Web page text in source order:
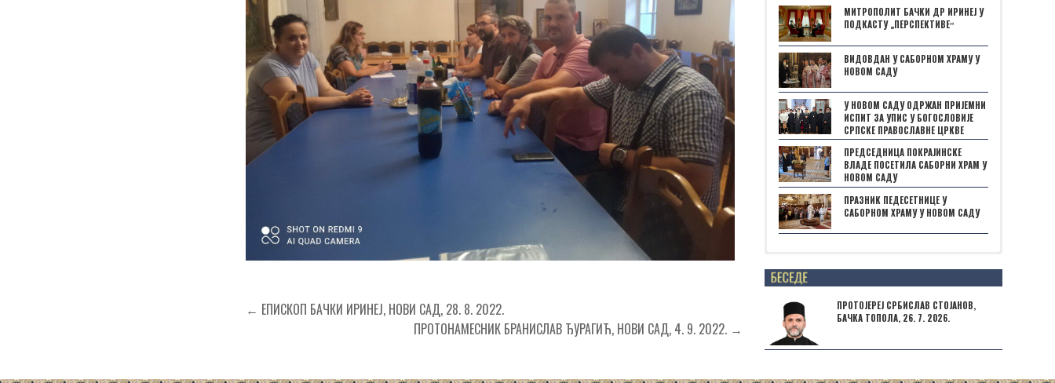
Кретање
← ЕПИСКОП БАЧКИ ИРИНЕЈ, НОВИ САД, 28. 8. 2022.
ПРОТОНАМЕСНИК БРАНИСЛАВ ЂУРАГИЋ, НОВИ САД, 4. 9. 2022. →
МИТРОПОЛИТ БАЧКИ ДР ИРИНЕЈ У
ПОДКАСТУ „ПЕРСПЕКТИВЕˮ
ВИДОВДАН У САБОРНОМ ХРАМУ У
НОВОМ САДУ
У НОВОМ САДУ ОДРЖАН ПРИЈЕМНИ
ИСПИТ ЗА УПИС У БОГОСЛОВИЈЕ
СРПСКЕ ПРАВОСЛАВНЕ ЦРКВЕ
ПРЕДСЕДНИЦА ПОКРАЈИНСКЕ
ВЛАДЕ ПОСЕТИЛА САБОРНИ ХРАМ У
НОВОМ САДУ
ПРАЗНИК ПЕДЕСЕТНИЦЕ У
САБОРНОМ ХРАМУ У НОВОМ САДУ
Posts not found
ПРОТОЈЕРЕЈ СРБИСЛАВ СТОЈАНОВ,
БАЧКА ТОПОЛА, 26. 7. 2026.